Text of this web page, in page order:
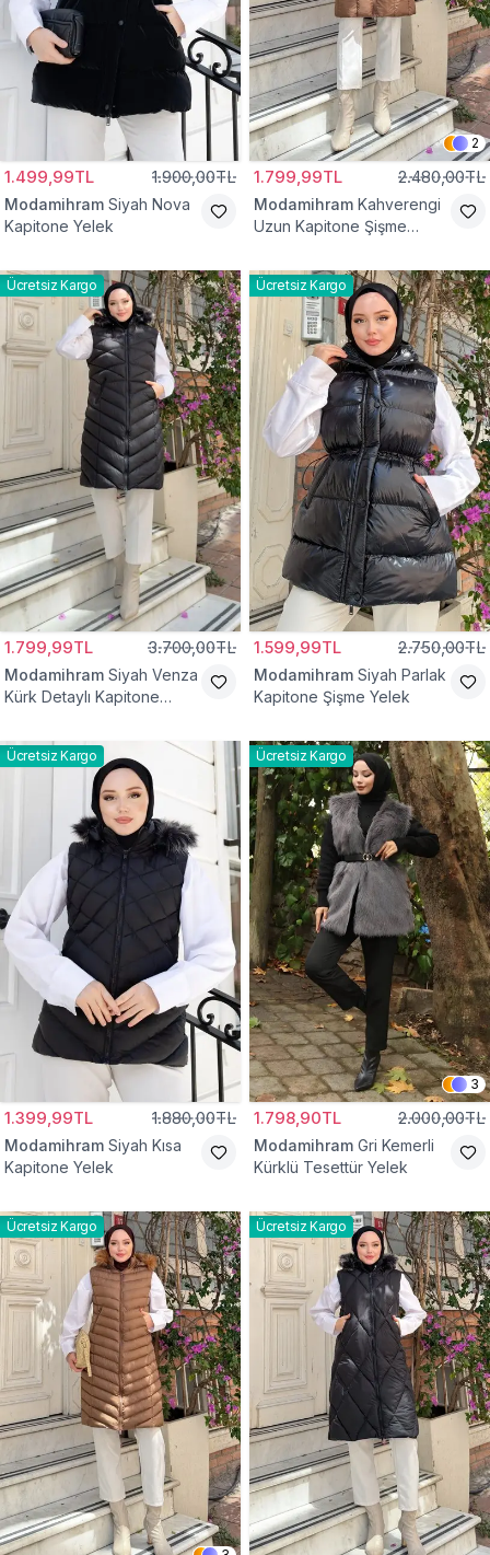
1.499,99TL 1.900,00TL
Modamihram Siyah Nova
Kapitone Yelek
2
1.799,99TL 2.480,00TL
Modamihram Kahverengi
Uzun Kapitone Şişme
Ücretsiz Kargo
1.799,99TL 3.700,00TL
Modamihram Siyah Venza
Kürk Detaylı Kapitone
Ücretsiz Kargo
1.599,99TL 2.750,00TL
Modamihram Siyah Parlak
Kapitone Şişme Yelek
Ücretsiz Kargo
1.399,99TL 1.880,00TL
Modamihram Siyah Kısa
Kapitone Yelek
Ücretsiz Kargo
3
1.798,90TL 2.000,00TL
Modamihram Gri Kemerli
Kürklü Tesettür Yelek
Ücretsiz Kargo Ücretsiz Kargo